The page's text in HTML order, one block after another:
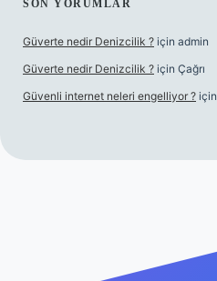
SON YORUMLAR
Güverte nedir Denizcilik ? için admin
Güverte nedir Denizcilik ? için Çağrı
Güvenli internet neleri engelliyor ? için